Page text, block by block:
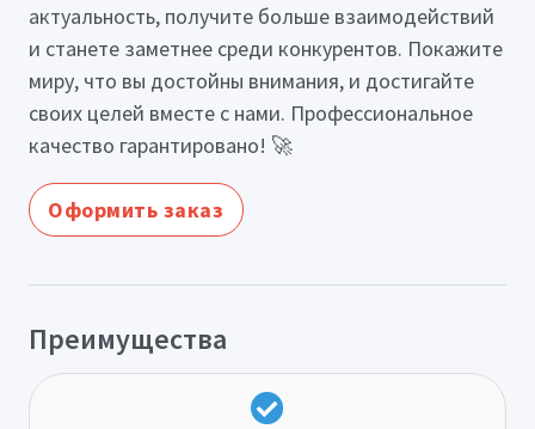
актуальность, получите больше взаимодействий
и станете заметнее среди конкурентов. Покажите
миру, что вы достойны внимания, и достигайте
своих целей вместе с нами. Профессиональное
качество гарантировано! 🚀
Оформить заказ
Преимущества